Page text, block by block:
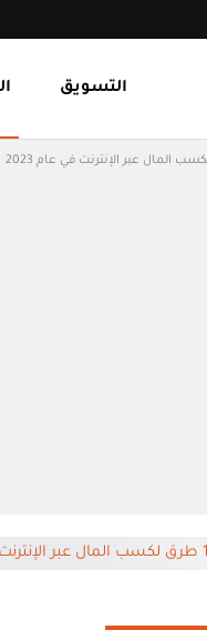
التسويق